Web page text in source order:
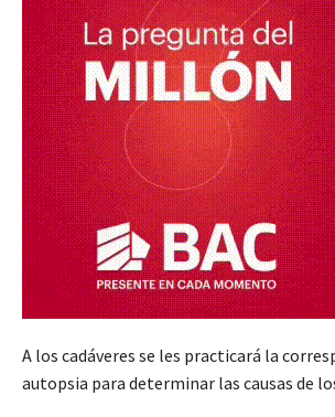
A los cadáveres se les practicará la
autopsia para determinar las causas de